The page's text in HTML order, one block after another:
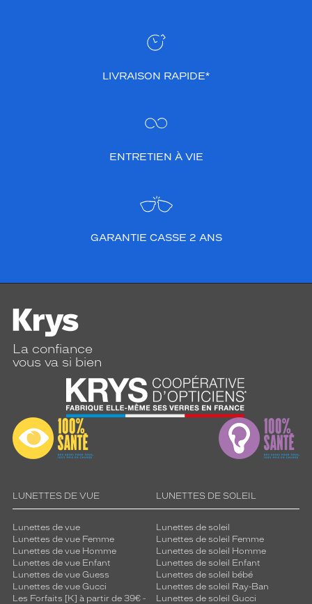
LIVRAISON RAPIDE*
ENTRETIEN À VIE
GARANTIE CASSE 2 ANS
La confiance
vous va si bien
LUNETTES DE VUE
Lunettes de vue
Lunettes de vue Femme
Lunettes de vue Homme
Lunettes de vue Enfant
Lunettes de vue Guess
Lunettes de vue Gucci
Les Forfaits [K] à partir de 39€ -
LUNETTES DE SOLEIL
Lunettes de soleil
Lunettes de soleil Femme
Lunettes de soleil Homme
Lunettes de soleil Enfant
Lunettes de soleil bébé
Lunettes de soleil Ray-Ban
Lunettes de soleil Gucci